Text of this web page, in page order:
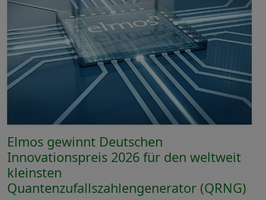
Elmos gewinnt Deutschen
Innovationspreis 2026 für den weltweit
kleinsten
Quantenzufallszahlengenerator (QRNG)